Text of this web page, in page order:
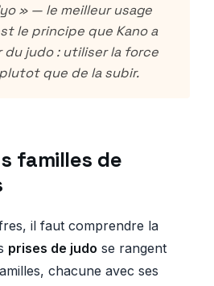
» — le meilleur usage
le principe que Kano a
du judo : utiliser la force
que de la subir.
familles de
il faut comprendre la
prises de judo se rangent
chacune avec ses